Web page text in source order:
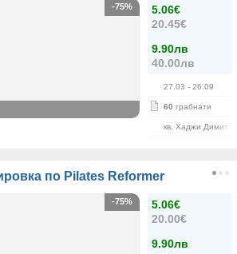
5.06€
20.45€
9.90лв
40.00лв
27.03 - 26.09
60 грабнати
кв. Хаджи Димитър
-75%
по Pilates Reformer
5.06€
20.00€
9.90лв
-75%